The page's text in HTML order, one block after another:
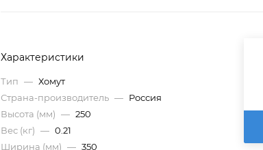
Характеристики
Тип — Хомут
Страна-производитель — Россия
Высота (мм) — 250
Вес (кг) — 0.21
Ширина (мм) — 350